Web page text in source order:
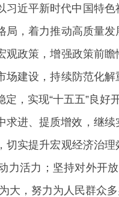
习近平新时代中国特
局，着力推动高质量
政策，增强政策前
场建设，持续防范化
，实现“十五五”良好开
求进、提质增效，继
切实提升宏观经济治
力活力；坚持对外开
大，努力为人民群众